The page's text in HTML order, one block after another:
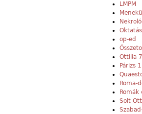
LMPM
op-ed
Ottilia
Párizs
Roma-
Romák
Solt